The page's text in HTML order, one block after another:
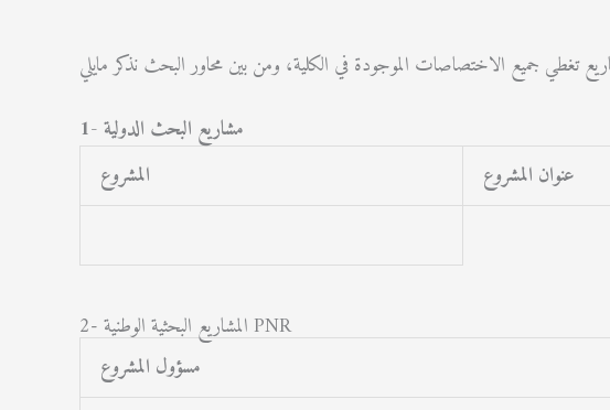
1- مشاريع البحث الدولية
المشروع
عنوان المشروع
2- المشاريع البحثية الوطنية PNR
مسؤول المشروع